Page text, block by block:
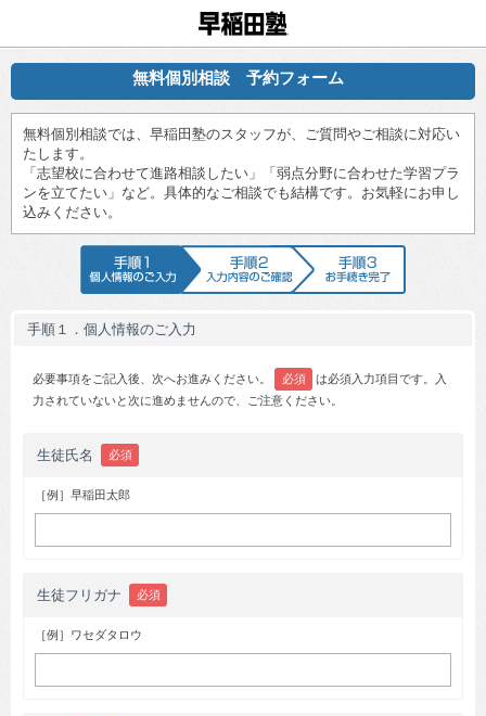
無料個別相談 予約フォーム
無料個別相談では、早稲田塾のスタッフが、ご質問やご相談に対応い
たします。
「志望校に合わせて進路相談したい」「弱点分野に合わせた学習プラ
ンを立てたい」など。具体的なご相談でも結構です。お気軽にお申し
込みください。
手順1 個人情報のご入力手順2 入力内容のご確認
手順１．個人情報のご入力
必要事項をご記入後、次へお進みください。 必須
は必須入力項目です。入
力されていないと次に進めませんので、ご注意ください。
生徒氏名 必須
［例］早稲田太郎
生徒フリガナ 必須
［例］ワセダタロウ